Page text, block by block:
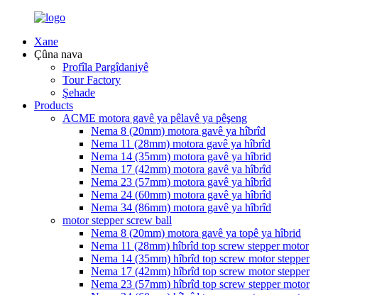
Xane
Çûna nava
Profîla Pargîdaniyê
Tour Factory
Şehade
Products
ACME motora gavê ya pêlavê ya pêşeng
Nema 8 (20mm) motora gavê ya hîbrîd
Nema 11 (28mm) motora gavê ya hîbrîd
Nema 14 (35mm) motora gavê ya hîbrid
Nema 17 (42mm) motora gavê ya hîbrîd
Nema 23 (57mm) motora gavê ya hîbrîd
Nema 24 (60mm) motora gavê ya hîbrîd
Nema 34 (86mm) motora gavê ya hîbrîd
motor stepper screw ball
Nema 8 (20mm) motora gavê ya topê ya hîbrid
Nema 11 (28mm) hîbrîd top screw stepper motor
Nema 14 (35mm) hîbrîd top screw motor stepper
Nema 17 (42mm) hîbrîd top screw motor stepper
Nema 23 (57mm) hîbrîd top screw stepper motor